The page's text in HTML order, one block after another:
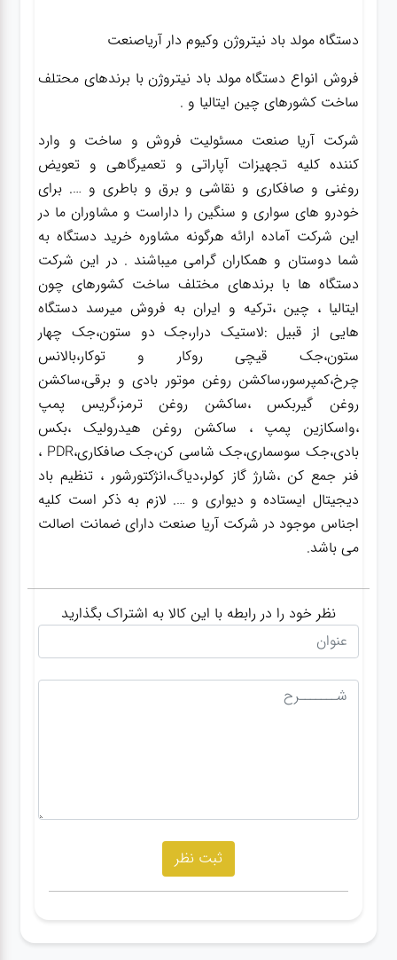
دستگاه مولد باد نیتروژن وکیوم دار آریاصنعت
فروش انواع دستگاه مولد باد نیتروژن با برندهای محتلف
ساخت کشورهای چین ایتالیا و .
شرکت آریا صنعت مسئولیت فروش و ساخت و وارد
کننده کلیه تجهیزات آپاراتی و تعمیرگاهی و تعویض
روغنی و صافکاری و نقاشی و برق و باطری و …. برای
خودرو های سواری و سنگین را داراست و مشاوران ما در
این شرکت آماده ارائه هرگونه مشاوره خرید دستگاه به
شما دوستان و همکاران گرامی میباشند . در این شرکت
دستگاه ها با برندهای مختلف ساخت کشورهای چون
ایتالیا ، چین ،ترکیه و ایران به فروش میرسد دستگاه
هایی از قبیل :لاستیک درار،جک دو ستون،جک چهار
ستون،جک قیچی روکار و توکار،بالانس
چرخ،کمپرسور،ساکشن روغن موتور بادی و برقی،ساکشن
روغن گیربکس ،ساکشن روغن ترمز،گریس پمپ
،واسکازین پمپ ، ساکشن روغن هیدرولیک ،بکس
بادی،جک سوسماری،جک شاسی کن،جک صافکاری،PDR ،
فنر جمع کن ،شارژ گاز کولر،دیاگ،انژکتورشور ، تنظیم باد
دیجیتال ایستاده و دیواری و …. لازم به ذکر است کلیه
اجناس موجود در شرکت آریا صنعت دارای ضمانت اصالت
می باشد.
نظر خود را در رابطه با این کالا به اشتراک بگذارید